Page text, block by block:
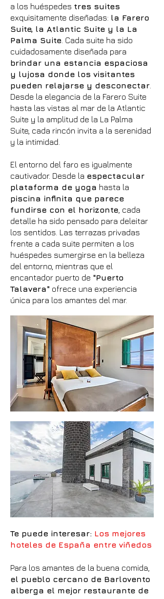
a los huéspedes tres suites
exquisitamente diseñadas: la Farero
Suite, la Atlantic Suite y la La
Palma Suite . Cada suite ha sido
cuidadosamente diseñada para
brindar una estancia espaciosa
y lujosa donde los visitantes
pueden relajarse y desconectar
Desde la elegancia de la Farero Suite
hasta las vistas al mar de la Atlantic
Suite y la amplitud de la La Palma
Suite, cada rincón invita a la serenidad
y la intimidad.
El entorno del faro es igualmente
cautivador. Desde la espectacular
plataforma de yoga hasta la
piscina infinita que parece
fundirse con el horizonte , cada
detalle ha sido pensado para deleitar
los sentidos. Las terrazas privadas
frente a cada suite permiten a los
huéspedes sumergirse en la belleza
del entorno, mientras que el
encantador puerto de "Puerto
Talavera" ofrece una experiencia
única para los amantes del mar.
Te puede interesar: Los mejores
hoteles de España entre viñedos
Para los amantes de la buena comida,
el pueblo cercano de Barlovento
alberga el mejor restaurante de